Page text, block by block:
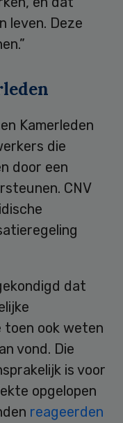
leven. Deze
Kamerleden
die
door een
CNV
dat
toen ook weten
vond. Die
is voor
opgelopen
reageerden